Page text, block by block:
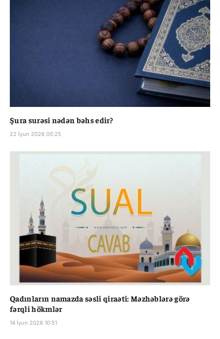
Şura surəsi nədən bəhs edir?
22 İyun 2026 00:25
Qadınların namazda səsli qiraəti: Məzhəblərə görə
fərqli hökmlər
14 İyun 2026 10:51